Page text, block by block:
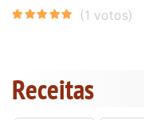
Receitas